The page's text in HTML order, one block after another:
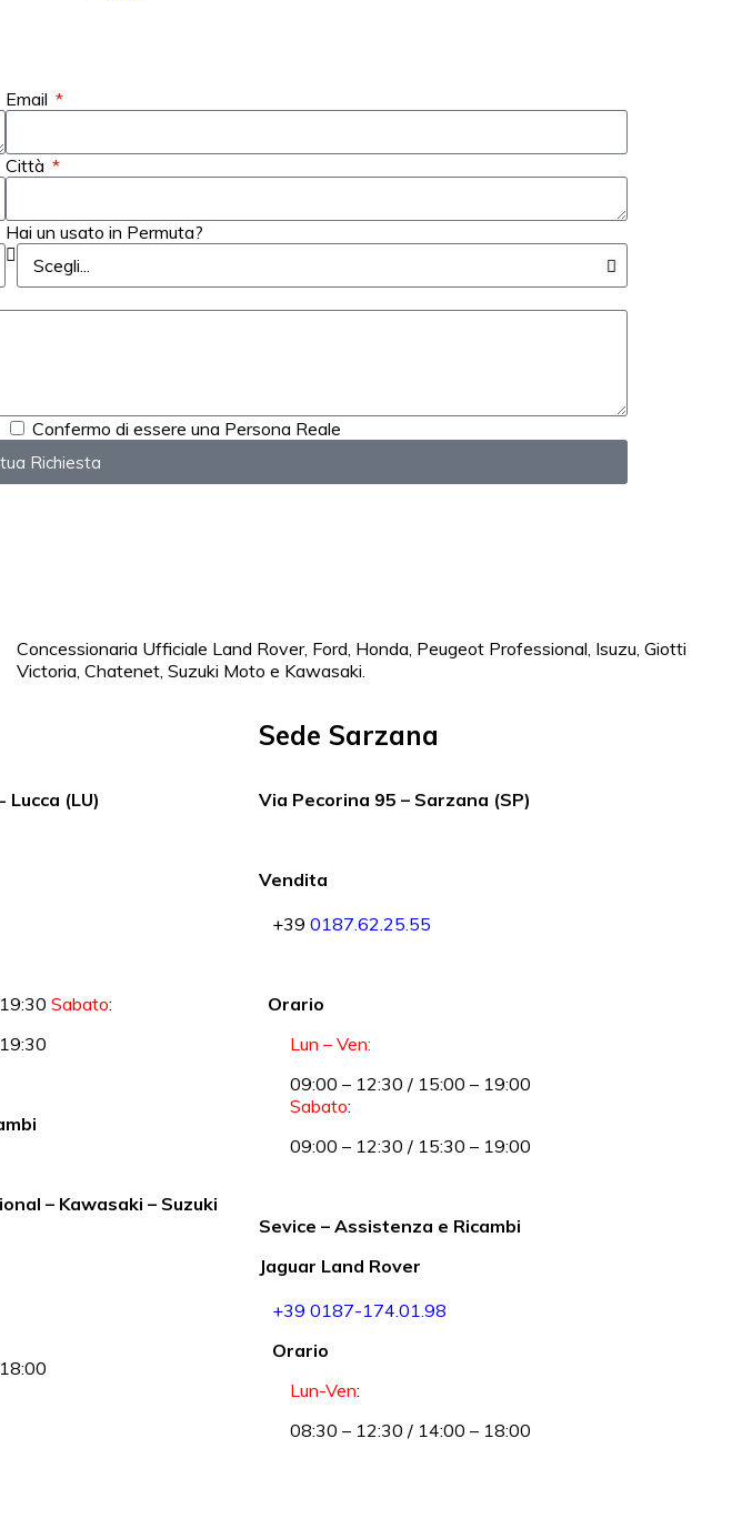
Email
Città
Hai un usato in Permuta?
Confermo di essere una Persona Reale
Richiesta
Concessionaria Ufficiale Land Rover, Ford, Honda, Peugeot Professional, Isuzu, Giotti
Victoria, Chatenet, Suzuki Moto e Kawasaki.
(LU)
Sabato:
– Kawasaki – Suzuki
Sede Sarzana
Via Pecorina 95 – Sarzana (SP)
Vendita
+39 0187.62.25.55
Orario
Lun – Ven:
09:00 – 12:30 / 15:00 – 19:00
Sabato:
09:00 – 12:30 / 15:30 – 19:00
Sevice – Assistenza e Ricambi
Jaguar Land Rover
+39 0187-174.01.98
Orario
Lun-Ven:
08:30 – 12:30 / 14:00 – 18:00